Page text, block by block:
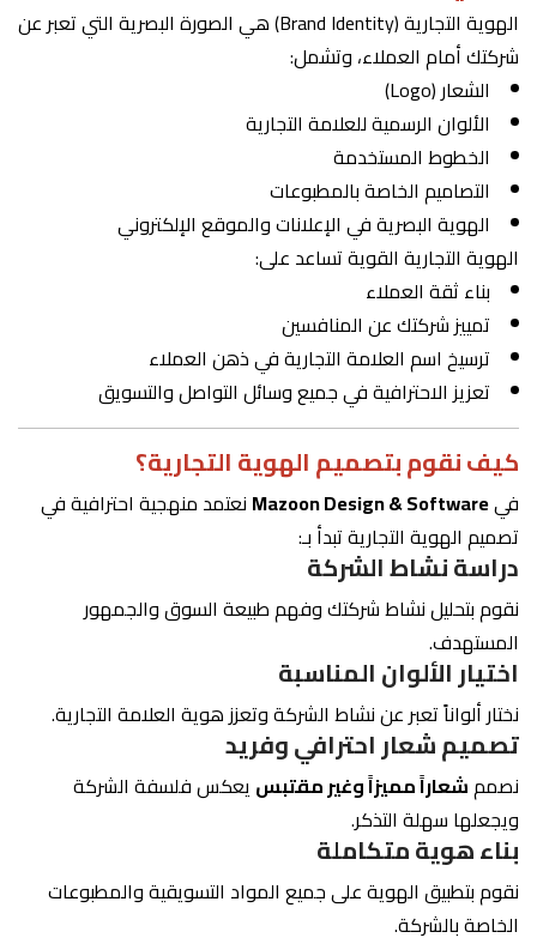
الهوية التجارية (Brand Identity) هي الصورة البصرية التي تعبر عن
شركتك أمام العملاء، وتشمل:
الشعار (Logo)
الألوان الرسمية للعلامة التجارية
الخطوط المستخدمة
التصاميم الخاصة بالمطبوعات
الهوية البصرية في الإعلانات والموقع الإلكتروني
الهوية التجارية القوية تساعد على:
بناء ثقة العملاء
تمييز شركتك عن المنافسين
ترسيخ اسم العلامة التجارية في ذهن العملاء
تعزيز الاحترافية في جميع وسائل التواصل والتسويق
كيف نقوم بتصميم الهوية التجارية؟
فيMazoon Design & Software نعتمد منهجية احترافية في
تصميم الهوية التجارية تبدأ بـ:
دراسة نشاط الشركة
نقوم بتحليل نشاط شركتك وفهم طبيعة السوق والجمهور
المستهدف.
اختيار الألوان المناسبة
نختار ألواناً تعبر عن نشاط الشركة وتعزز هوية العلامة التجارية.
تصميم شعار احترافي وفريد
نصممشعاراً مميزاً وغير مقتبس يعكس فلسفة الشركة
ويجعلها سهلة التذكر.
بناء هوية متكاملة
نقوم بتطبيق الهوية على جميع المواد التسويقية والمطبوعات
الخاصة بالشركة.